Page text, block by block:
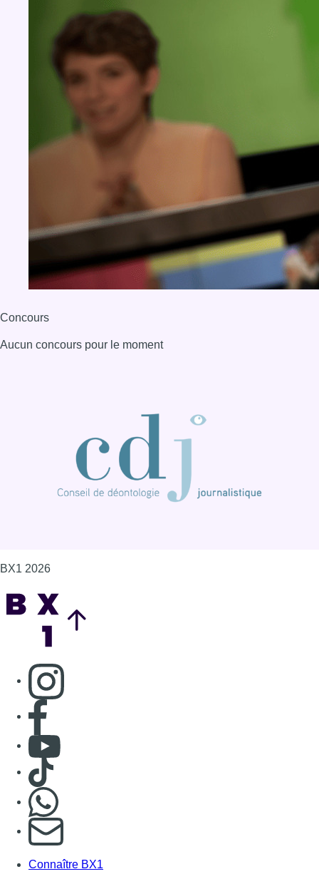
Concours
Aucun concours pour le moment
BX1 2026
Consulter page Instagram
Consulter page Facebook
Consulter Youtube
Consulter TikTok
S'abonner à notre newsletter
Connaître BX1